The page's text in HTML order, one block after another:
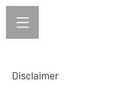
Disclaimer